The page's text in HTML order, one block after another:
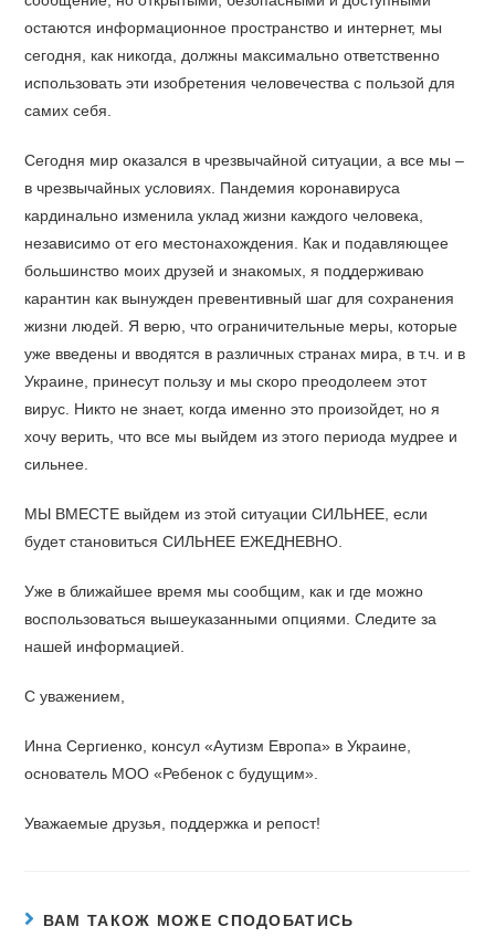
остаются информационное пространство и интернет, мы
сегодня, как никогда, должны максимально ответственно
использовать эти изобретения человечества с пользой для
самих себя.
Сегодня мир оказался в чрезвычайной ситуации, а все мы –
в чрезвычайных условиях. Пандемия коронавируса
кардинально изменила уклад жизни каждого человека,
независимо от его местонахождения. Как и подавляющее
большинство моих друзей и знакомых, я поддерживаю
карантин как вынужден превентивный шаг для сохранения
жизни людей. Я верю, что ограничительные меры, которые
уже введены и вводятся в различных странах мира, в т.ч. и в
Украине, принесут пользу и мы скоро преодолеем этот
вирус. Никто не знает, когда именно это произойдет, но я
хочу верить, что все мы выйдем из этого периода мудрее и
сильнее.
МЫ ВМЕСТЕ выйдем из этой ситуации СИЛЬНЕЕ, если
будет становиться СИЛЬНЕЕ ЕЖЕДНЕВНО.
Уже в ближайшее время мы сообщим, как и где можно
воспользоваться вышеуказанными опциями. Следите за
нашей информацией.
С уважением,
Инна Сергиенко, консул «Аутизм Европа» в Украине,
основатель МОО «Ребенок с будущим».
Уважаемые друзья, поддержка и репост!
ВАМ ТАКОЖ МОЖЕ СПОДОБАТИСЬ